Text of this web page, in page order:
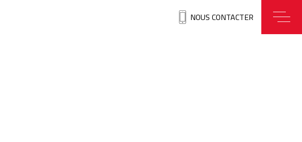
NOUS CONTACTER